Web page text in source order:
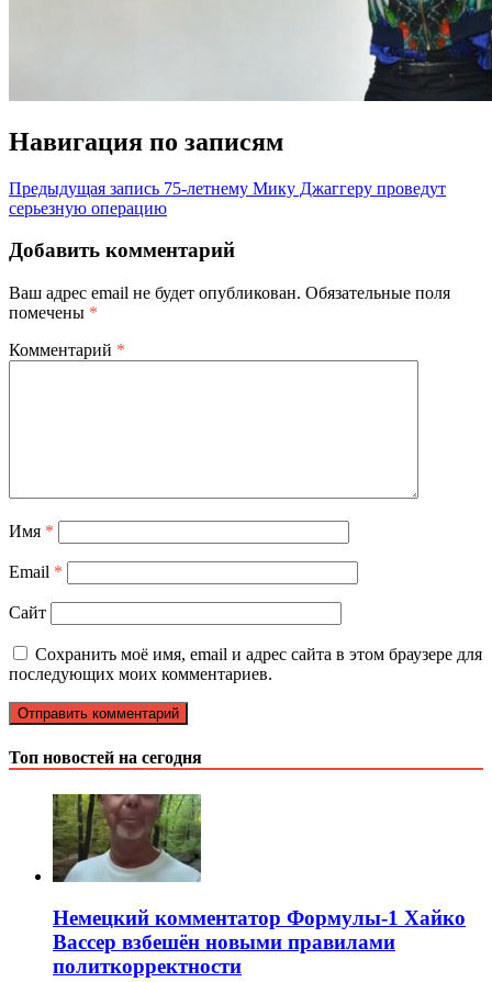
Навигация по записям
Предыдущая запись 75-летнему Мику Джаггеру проведут
серьезную операцию
Добавить комментарий
Ваш адрес email не будет опубликован. Обязательные поля
помечены *
Комментарий *
Имя *
Email *
Сайт
Сохранить моё имя, email и адрес сайта в этом браузере для
последующих моих комментариев.
Топ новостей на сегодня
Немецкий комментатор Формулы-1 Хайко
Вассер взбешён новыми правилами
политкорректности